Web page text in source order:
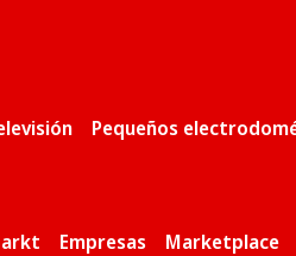
Pequeños
Empresas Marketplace